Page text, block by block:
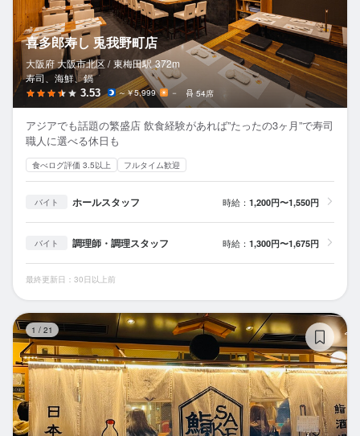
喜多郎寿し 兎我野町店
大阪府 大阪市北区 / 東梅田駅 372m
寿司、海鮮、鍋
3.53 ～￥5,999 － 54席
アジアでも話題の繁盛店 飲食経験があれば”たったの3ヶ月”で寿司
職人に選べる休日も
食べログ評価 3.5以上 フルタイム歓迎
バイト ホールスタッフ 時給： 1,200円〜1,550円
バイト 調理師・調理スタッフ 時給： 1,300円〜1,675円
最終更新日：30日以上前
1 / 21